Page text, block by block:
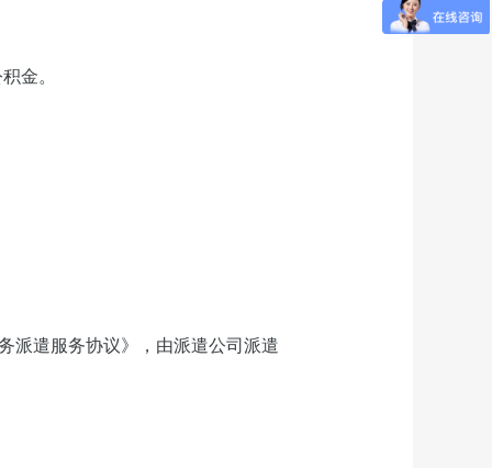
金。
派遣服务协议》，由派遣公司派遣